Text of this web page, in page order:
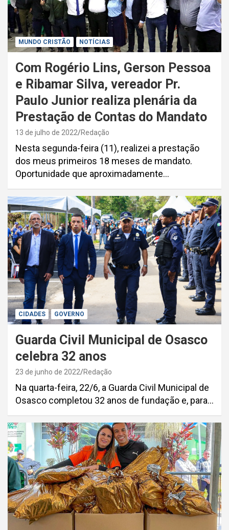
MUNDO CRISTÃO NOTÍCIAS
Com Rogério Lins, Gerson Pessoa
e Ribamar Silva, vereador Pr.
Paulo Junior realiza plenária da
Prestação de Contas do Mandato
13 de julho de 2022 Redação
Nesta segunda-feira (11), realizei a prestação
dos meus primeiros 18 meses de mandato.
Oportunidade que aproximadamente…
CIDADES GOVERNO
Guarda Civil Municipal de Osasco
celebra 32 anos
23 de junho de 2022 Redação
Na quarta-feira, 22/6, a Guarda Civil Municipal de
Osasco completou 32 anos de fundação e, para…